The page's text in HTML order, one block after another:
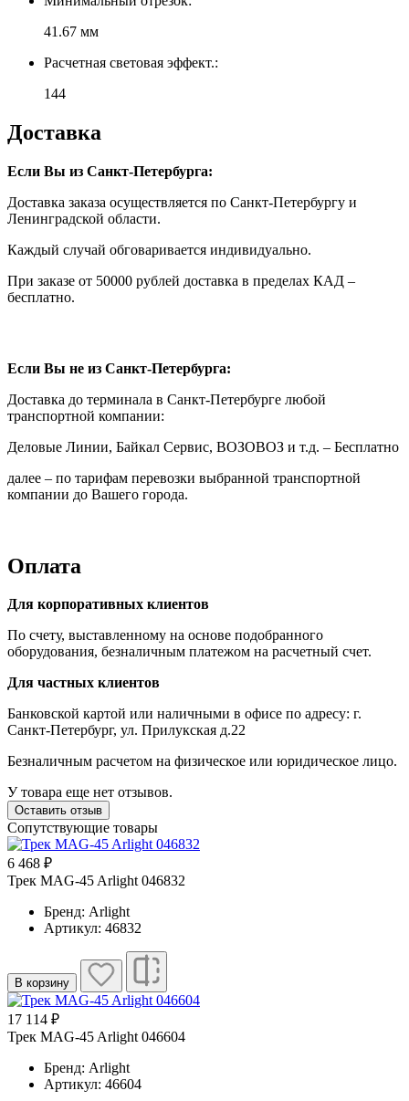
41.67 мм
Расчетная световая эффект.:
144
Доставка
Если Вы из Санкт-Петербурга:
Доставка заказа осуществляется по Санкт-Петербургу и
Ленинградской области.
Каждый случай обговаривается индивидуально.
При заказе от 50000 рублей доставка в пределах КАД –
бесплатно.
Если Вы не из Санкт-Петербурга:
Доставка до терминала в Санкт-Петербурге любой
транспортной компании:
Деловые Линии, Байкал Сервис, ВОЗОВОЗ и т.д. – Бесплатно
далее – по тарифам перевозки выбранной транспортной
компании до Вашего города.
Оплата
Для корпоративных клиентов
По счету, выставленному на основе подобранного
оборудования, безналичным платежом на расчетный счет.
Для частных клиентов
Банковской картой или наличными в офисе по адресу: г.
Санкт-Петербург, ул. Прилукская д.22
Безналичным расчетом на физическое или юридическое лицо.
У товара еще нет отзывов.
Оставить отзыв
Сопутствующие товары
6 468 ₽
Трек MAG-45 Arlight 046832
Бренд: Arlight
Артикул: 46832
В корзину
17 114 ₽
Трек MAG-45 Arlight 046604
Бренд: Arlight
Артикул: 46604